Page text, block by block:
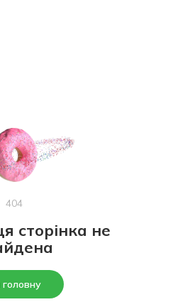
404
сторінка не